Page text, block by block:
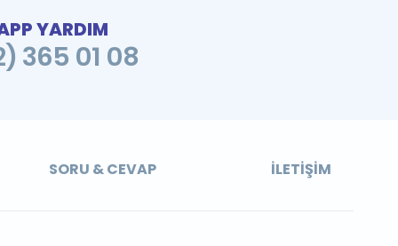
YARDIM
365 01 08
SORU & CEVAP İLETIŞIM